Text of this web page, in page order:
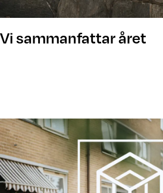
Vi sammanfattar året